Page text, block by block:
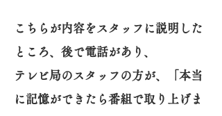
こちらが内容をスタッフに説明した
ところ、後で電話があり、
テレビ局のスタッフの方が、「本当
に記憶ができたら番組で取り上げま